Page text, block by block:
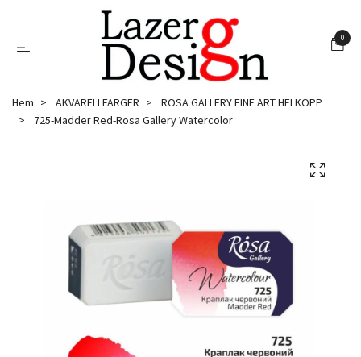
0
Hem AKVARELLFÄRGER
ROSA GALLERY FINE ART HELKOPP
725-Madder Red-Rosa Gallery Watercolor